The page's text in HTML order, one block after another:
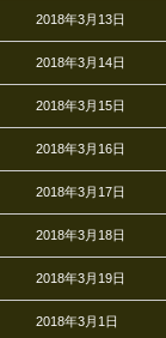
2018年3月13日
2018年3月14日
2018年3月15日
2018年3月16日
2018年3月17日
2018年3月18日
2018年3月19日
2018年3月1日